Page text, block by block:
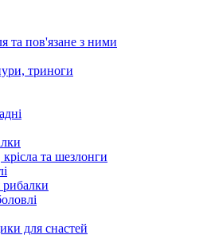
та пов'язане з ними
триноги
крісла та шезлонги
рибалки
для снастей